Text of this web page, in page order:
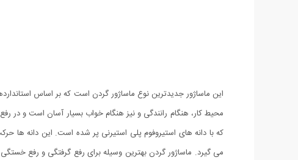
این ماساژور جدیدترین نوع ماساژور گردن است که بر اساس
محیط کار، هنگام رانندگی و نیز هنگام خواب بسیار آسان است و در
که با دانه های استیروفوم پلی استیرنی پر شده است. این دانه
می گیرد. ماساژور گردن بهترین وسیله برای رفع گرفتگی و رفع